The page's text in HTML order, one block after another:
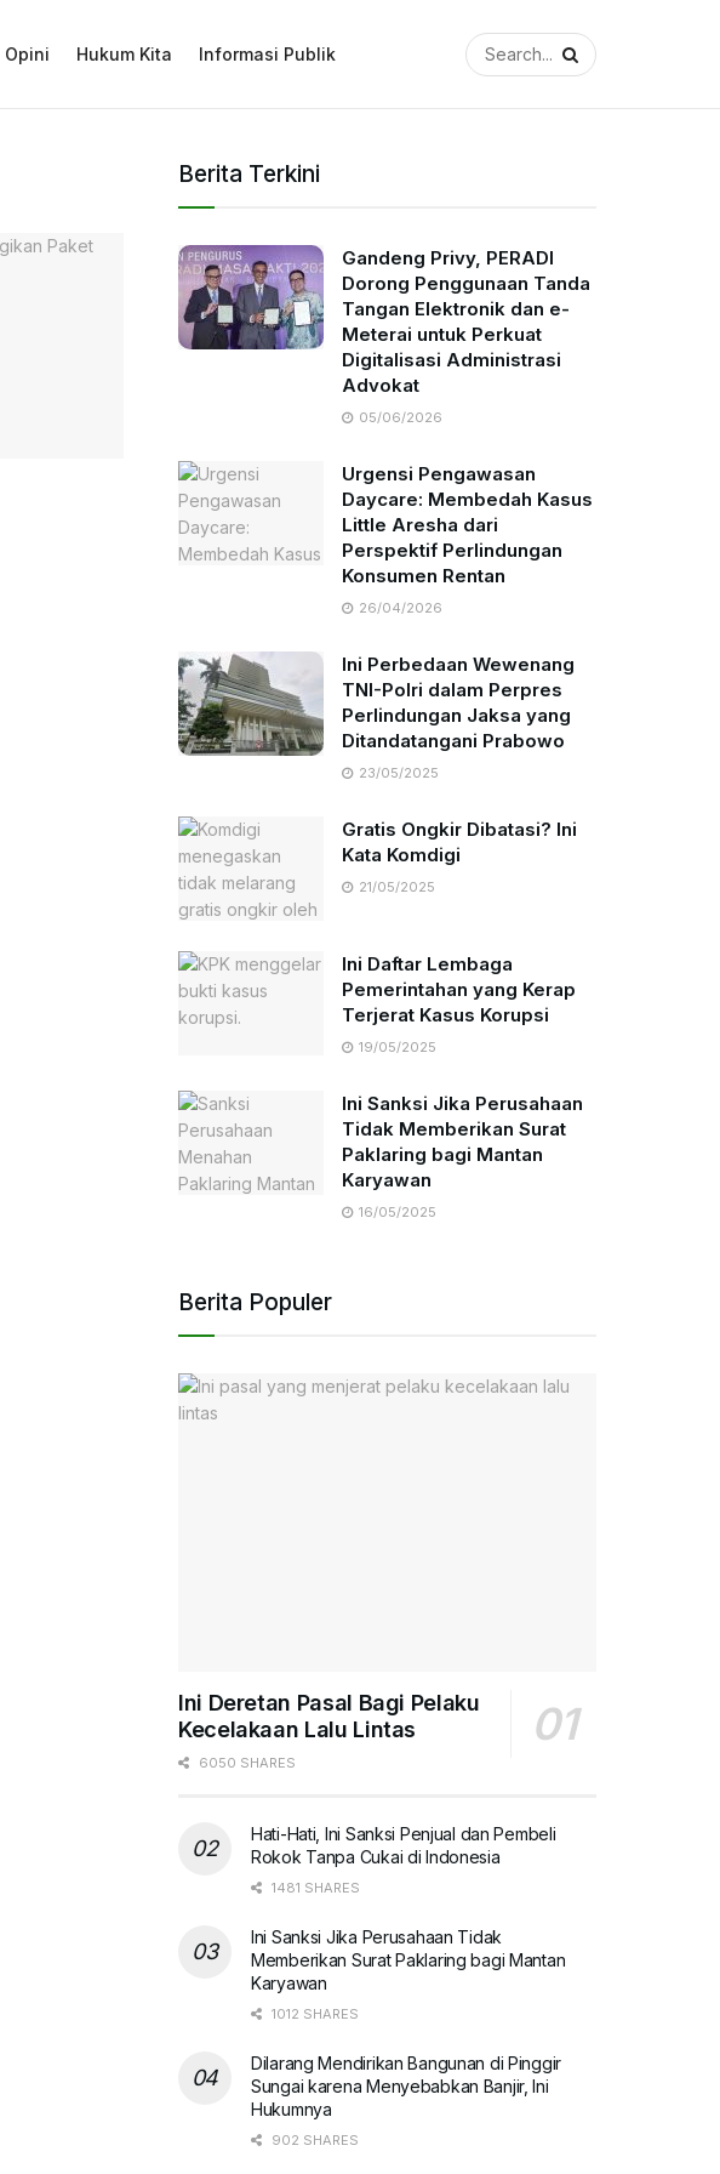
Opini Hukum Kita Informasi Publik
Berita Terkini
Gandeng Privy, PERADI
Dorong Penggunaan Tanda
Tangan Elektronik dan e-
Meterai untuk Perkuat
Digitalisasi Administrasi
Advokat
05/06/2026
Urgensi Pengawasan
Daycare: Membedah Kasus
Little Aresha dari
Perspektif Perlindungan
Konsumen Rentan
26/04/2026
Ini Perbedaan Wewenang
TNI-Polri dalam Perpres
Perlindungan Jaksa yang
Ditandatangani Prabowo
23/05/2025
Gratis Ongkir Dibatasi? Ini
Kata Komdigi
21/05/2025
Ini Daftar Lembaga
Pemerintahan yang Kerap
Terjerat Kasus Korupsi
19/05/2025
Ini Sanksi Jika Perusahaan
Tidak Memberikan Surat
Paklaring bagi Mantan
Karyawan
16/05/2025
Berita Populer
Ini Deretan Pasal Bagi Pelaku
Kecelakaan Lalu Lintas
6050 SHARES
Hati-Hati, Ini Sanksi Penjual dan Pembeli
Rokok Tanpa Cukai di Indonesia
1481 SHARES
Ini Sanksi Jika Perusahaan Tidak
Memberikan Surat Paklaring bagi Mantan
Karyawan
1012 SHARES
Dilarang Mendirikan Bangunan di Pinggir
Sungai karena Menyebabkan Banjir, Ini
Hukumnya
902 SHARES